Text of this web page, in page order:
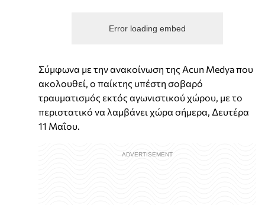
Error loading embed
Σύμφωνα με την ανακοίνωση της Acun Medya που
ακολουθεί, ο παίκτης υπέστη σοβαρό
τραυματισμός εκτός αγωνιστικού χώρου, με το
περιστατικό να λαμβάνει χώρα σήμερα, Δευτέρα
11 Μαΐου.